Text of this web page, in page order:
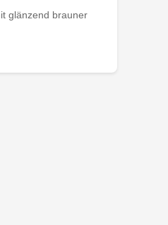
glänzend brauner